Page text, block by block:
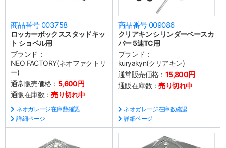
商品番号 003758
ロッカーボックススタッドキッ
ト ショベル用
ブランド：
NEO FACTORY(ネオファクトリ
ー)
通常販売価格： 5,600円
通販在庫数：売り切れ中
ネオガレージ在庫数確認
詳細ページ
商品番号 009086
クリアキン シリンダーベースカ
バー 5速TC用
ブランド：
kuryakyn(クリアキン)
通常販売価格： 15,800円
通販在庫数：売り切れ中
ネオガレージ在庫数確認
詳細ページ